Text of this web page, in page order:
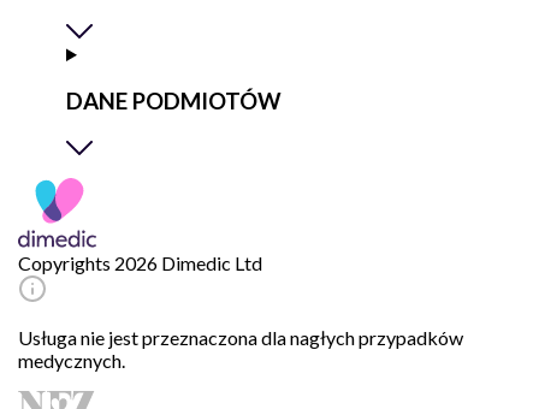
DANE PODMIOTÓW
Copyrights 2026 Dimedic Ltd
Usługa nie jest przeznaczona dla nagłych przypadków
medycznych.